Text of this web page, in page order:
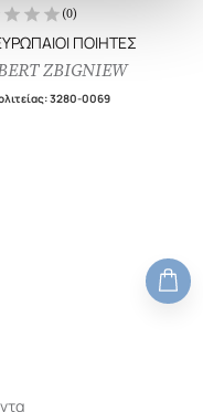
(0)
ΠΟΙΗΤΕΣ
ZBIGNIEW
:3280-0069